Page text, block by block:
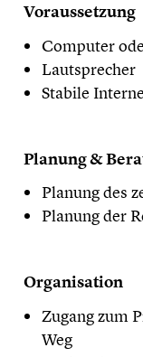
Voraussetzung
Computer
Lautsprecher
Stabile
Planung &
Planung des
Planung der
Organisation
Zugang zum
Weg